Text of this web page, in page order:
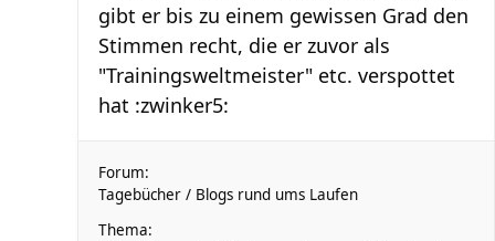
gibt er bis zu einem gewissen Grad den
Stimmen recht, die er zuvor als
"Trainingsweltmeister" etc. verspottet
hat :zwinker5:
Forum:
Tagebücher / Blogs rund ums Laufen
Thema: